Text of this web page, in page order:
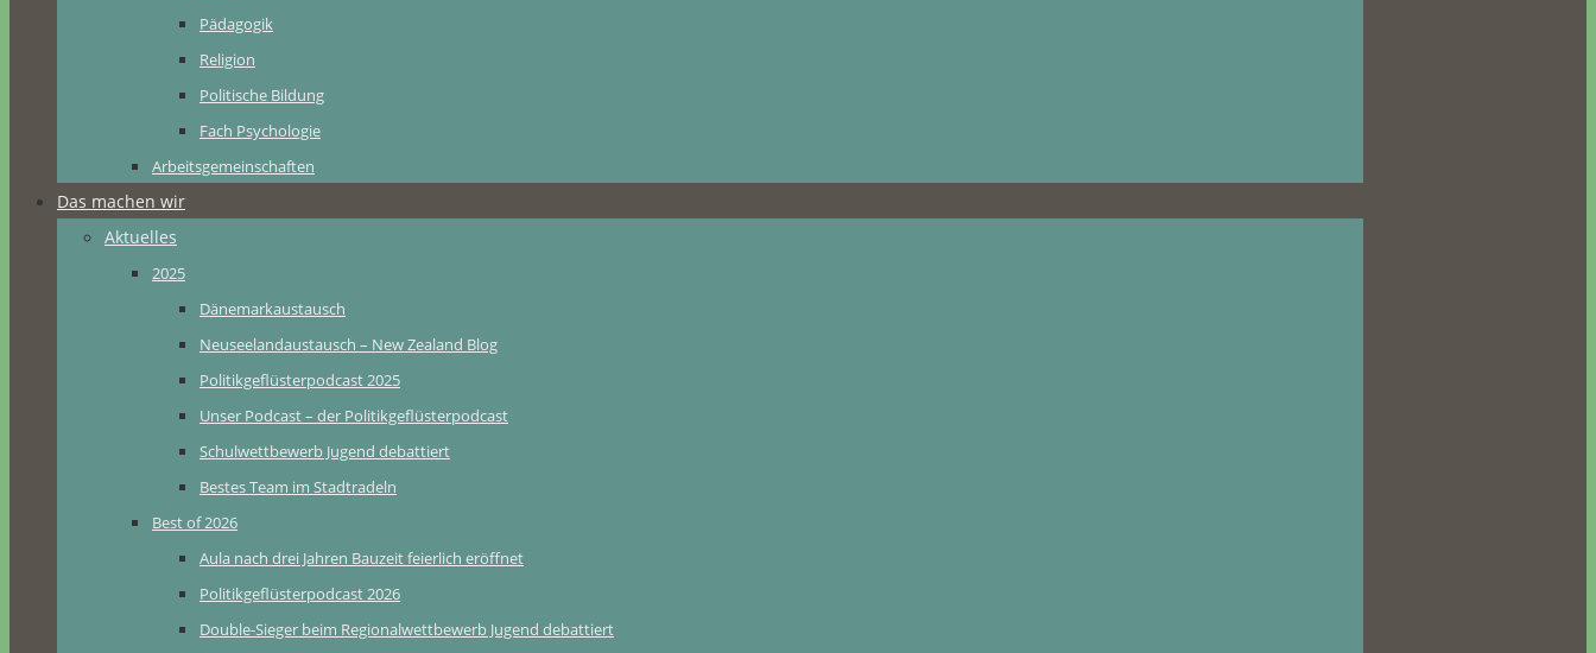
Pädagogik
Religion
Politische Bildung
Fach Psychologie
Arbeitsgemeinschaften
Das machen wir
Aktuelles
2025
Dänemarkaustausch
Neuseelandaustausch – New Zealand Blog
Politikgeflüsterpodcast 2025
Unser Podcast – der Politikgeflüsterpodcast
Schulwettbewerb Jugend debattiert
Bestes Team im Stadtradeln
Best of 2026
Aula nach drei Jahren Bauzeit feierlich eröffnet
Politikgeflüsterpodcast 2026
Double-Sieger beim Regionalwettbewerb Jugend debattiert